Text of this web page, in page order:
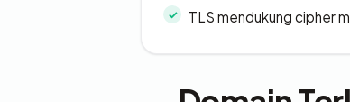
TLS mendukung cipher